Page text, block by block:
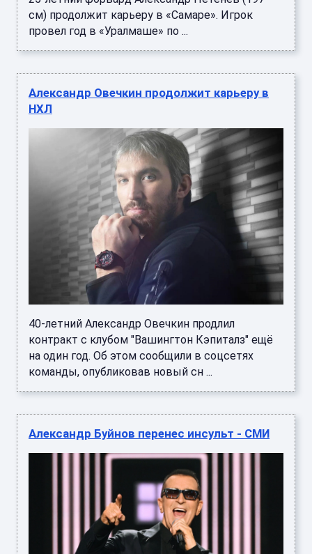
см) продолжит карьеру в «Самаре». Игрок
провел год в «Уралмаше» по ...
Александр Овечкин продолжит карьеру в
НХЛ
40-летний Александр Овечкин продлил
контракт с клубом "Вашингтон Кэпиталз" ещё
на один год. Об этом сообщили в соцсетях
команды, опубликовав новый сн ...
Александр Буйнов перенес инсульт - СМИ